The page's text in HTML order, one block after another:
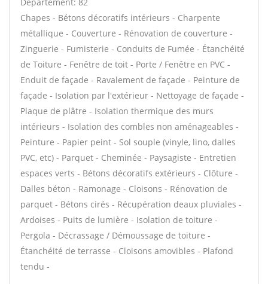
Chapes - Bétons décoratifs intérieurs - Charpente
métallique - Couverture - Rénovation de couverture -
Zinguerie - Fumisterie - Conduits de Fumée - Étanchéité
de Toiture - Fenêtre de toit - Porte / Fenêtre en PVC -
Enduit de façade - Ravalement de façade - Peinture de
façade - Isolation par l'extérieur - Nettoyage de façade -
Plaque de plâtre - Isolation thermique des murs
intérieurs - Isolation des combles non aménageables -
Peinture - Papier peint - Sol souple (vinyle, lino, dalles
PVC, etc) - Parquet - Cheminée - Paysagiste - Entretien
espaces verts - Bétons décoratifs extérieurs - Clôture -
Dalles béton - Ramonage - Cloisons - Rénovation de
parquet - Bétons cirés - Récupération deaux pluviales -
Ardoises - Puits de lumière - Isolation de toiture -
Pergola - Décrassage / Démoussage de toiture -
Étanchéité de terrasse - Cloisons amovibles - Plafond
tendu -